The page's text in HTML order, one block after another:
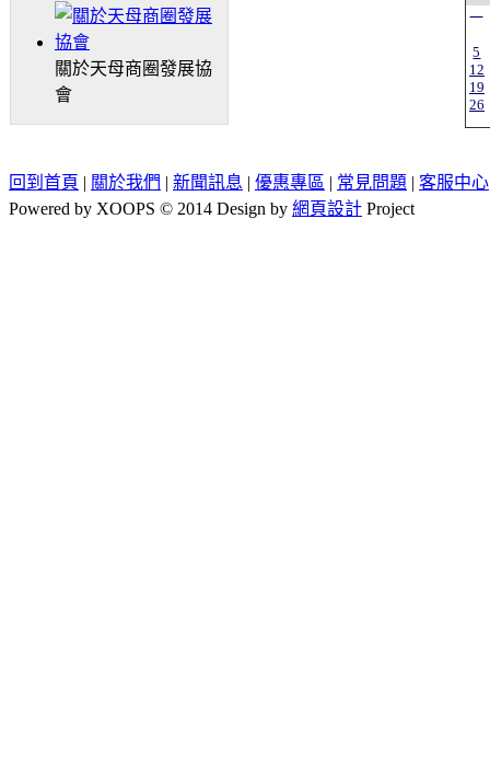
關於天母商圈發展協
會
一
5
12
19
26
回到首頁 | 關於我們 | 新聞訊息 | 優惠專區 | 常見問題 | 客服中心
Powered by XOOPS © 2014 Design by 網頁設計 Project